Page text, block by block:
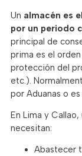
Un almacén es
por un periodo
principal de
prima es el
protección del
etc.).
por Aduanas o
En Lima y
necesitan:
Abastecer